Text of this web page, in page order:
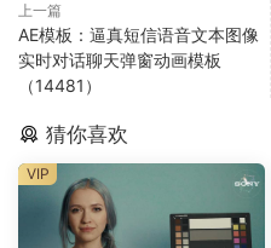
上一篇
AE模板：逼真短信语音文本图像
实时对话聊天弹窗动画模板
（14481）
猜你喜欢
VIP